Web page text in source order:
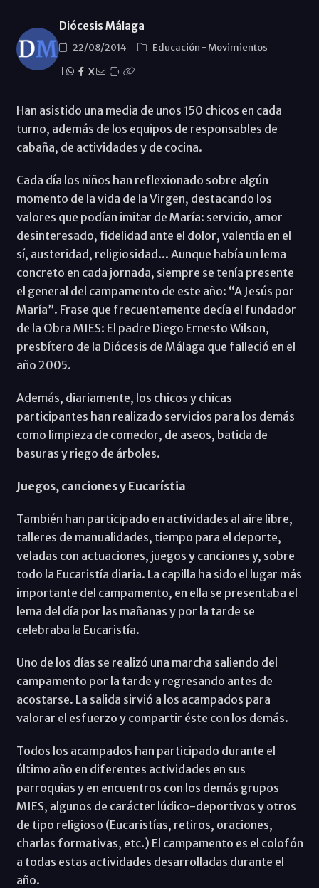
Diócesis Málaga
22/08/2014 Educación - Movimientos
X
Han asistido una media de unos 150 chicos en cada
turno, además de los equipos de responsables de
cabaña, de actividades y de cocina.
Cada día los niños han reflexionado sobre algún
momento de la vida de la Virgen, destacando los
valores que podían imitar de María: servicio, amor
desinteresado, fidelidad ante el dolor, valentía en el
sí, austeridad, religiosidad... Aunque había un lema
concreto en cada jornada, siempre se tenía presente
el general del campamento de este año: “A Jesús por
María”. Frase que frecuentemente decía el fundador
de la Obra MIES: El padre Diego Ernesto Wilson,
presbítero de la Diócesis de Málaga que falleció en el
año 2005.
Además, diariamente, los chicos y chicas
participantes han realizado servicios para los demás
como limpieza de comedor, de aseos, batida de
basuras y riego de árboles.
Juegos, canciones y Eucarístia
También han participado en actividades al aire libre,
talleres de manualidades, tiempo para el deporte,
veladas con actuaciones, juegos y canciones y, sobre
todo la Eucaristía diaria. La capilla ha sido el lugar más
importante del campamento, en ella se presentaba el
lema del día por las mañanas y por la tarde se
celebraba la Eucaristía.
Uno de los días se realizó una marcha saliendo del
campamento por la tarde y regresando antes de
acostarse. La salida sirvió a los acampados para
valorar el esfuerzo y compartir éste con los demás.
Todos los acampados han participado durante el
último año en diferentes actividades en sus
parroquias y en encuentros con los demás grupos
MIES, algunos de carácter lúdico-deportivos y otros
de tipo religioso (Eucaristías, retiros, oraciones,
charlas formativas, etc.) El campamento es el colofón
a todas estas actividades desarrolladas durante el
año.